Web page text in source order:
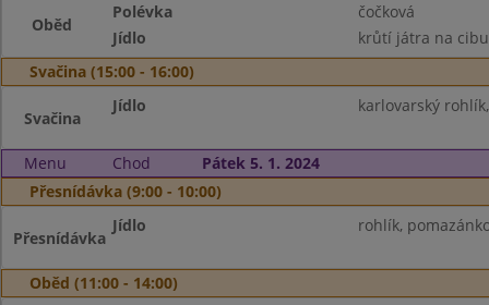
Oběd
Polévka
čočková
Jídlo
krůtí játra na
Svačina (15:00 - 16:00)
Svačina
Jídlo karlovarský
Menu Chod
Pátek 5. 1. 2024
Přesnídávka (9:00 - 10:00)
Přesnídávka
Jídlo rohlík,
Oběd (11:00 - 14:00)